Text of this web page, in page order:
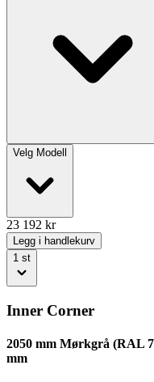
Velg Modell
23 192 kr
Legg i handlekurv
1 st
Inner Corner
2050 mm Mørkgrå (RAL
mm